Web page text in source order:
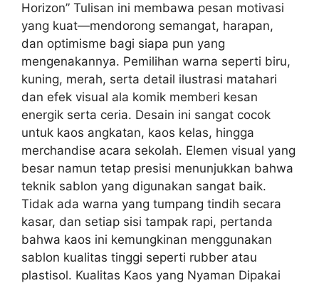
Horizon” Tulisan ini membawa pesan motivasi
yang kuat—mendorong semangat, harapan,
dan optimisme bagi siapa pun yang
mengenakannya. Pemilihan warna seperti biru,
kuning, merah, serta detail ilustrasi matahari
dan efek visual ala komik memberi kesan
energik serta ceria. Desain ini sangat cocok
untuk kaos angkatan, kaos kelas, hingga
merchandise acara sekolah. Elemen visual yang
besar namun tetap presisi menunjukkan bahwa
teknik sablon yang digunakan sangat baik.
Tidak ada warna yang tumpang tindih secara
kasar, dan setiap sisi tampak rapi, pertanda
bahwa kaos ini kemungkinan menggunakan
sablon kualitas tinggi seperti rubber atau
plastisol. Kualitas Kaos yang Nyaman Dipakai